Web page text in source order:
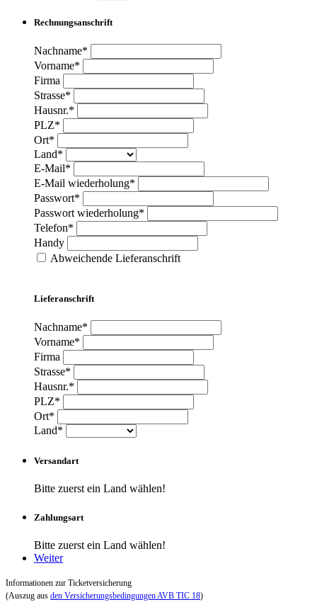
Rechnungsanschrift
Nachname*
Vorname*
Firma
Strasse*
Hausnr.*
PLZ*
Ort*
Land*
E-Mail*
E-Mail wiederholung*
Passwort*
Passwort wiederholung*
Telefon*
Handy
Abweichende Lieferanschrift
Lieferanschrift
Nachname*
Vorname*
Firma
Strasse*
Hausnr.*
PLZ*
Ort*
Land*
Versandart
Bitte zuerst ein Land wählen!
Zahlungsart
Bitte zuerst ein Land wählen!
Weiter
Informationen zur Ticketversicherung
(Auszug aus den Versicherungsbedingungen AVB TIC 18)